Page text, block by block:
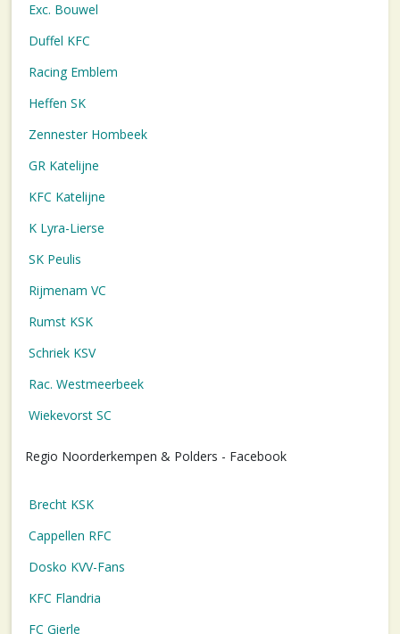
Exc. Bouwel
Duffel KFC
Racing Emblem
Heffen SK
Zennester Hombeek
GR Katelijne
KFC Katelijne
K Lyra-Lierse
SK Peulis
Rijmenam VC
Rumst KSK
Schriek KSV
Rac. Westmeerbeek
Wiekevorst SC
Regio Noorderkempen & Polders - Facebook
Brecht KSK
Cappellen RFC
Dosko KVV-Fans
KFC Flandria
FC Gierle